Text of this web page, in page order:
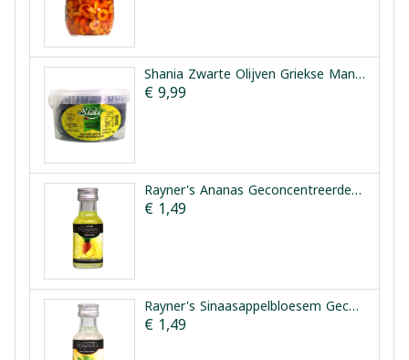
Shania Zwarte Olijven Griekse Manier 1.5kg
€ 9,99
Rayner's Ananas Geconcentreerde Smaakessentie 25ml
€ 1,49
Rayner's Sinaasappelbloesem Geconcentreerde Smaakessentie 28ml
€ 1,49